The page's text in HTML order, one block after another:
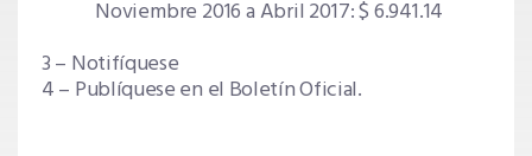
Noviembre 2016 a Abril 2017: $ 6.941.14
3 – Notifíquese
4 – Publíquese en el Boletín Oficial.